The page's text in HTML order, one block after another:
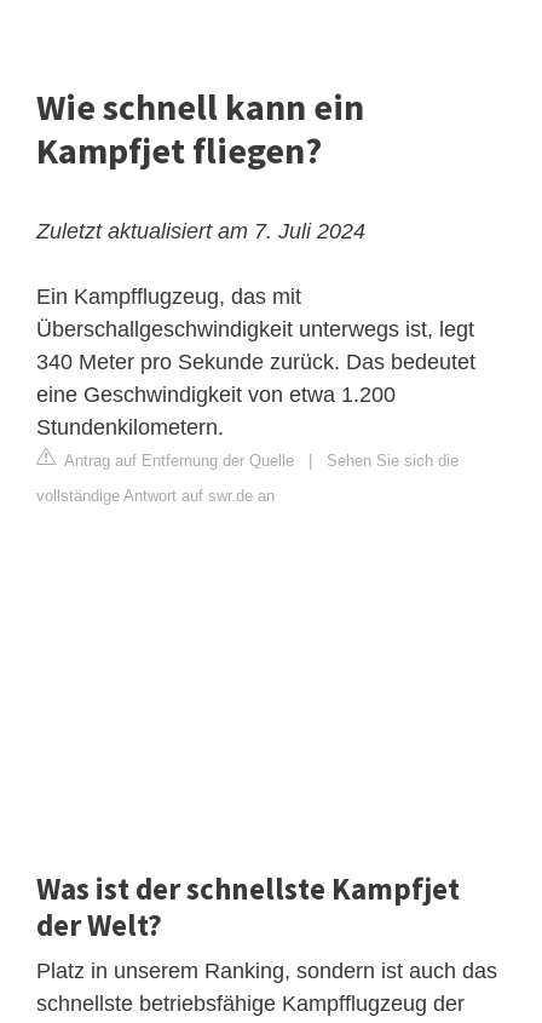
Wie schnell kann ein
Kampfjet fliegen?
Zuletzt aktualisiert am 7. Juli 2024
Ein Kampfflugzeug, das mit
Überschallgeschwindigkeit unterwegs ist, legt
340 Meter pro Sekunde zurück. Das bedeutet
eine Geschwindigkeit von etwa 1.200
Stundenkilometern.
Antrag auf Entfernung der Quelle
Sehen Sie sich die
vollständige Antwort auf swr.de an
Was ist der schnellste Kampfjet
der Welt?
Platz in unserem Ranking, sondern ist auch das
schnellste betriebsfähige Kampfflugzeug der